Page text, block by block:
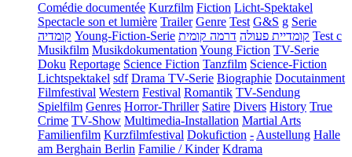
Comédie documentée Kurzfilm Fiction Licht-Spektakel
Spectacle son et lumière Trailer Genre Test G&S g Serie
קומדיה Young-Fiction-Serie קומדיית פעולה דרמה קומית
Test c
Musikfilm MusikdokumentationYoung Fiction TV-Serie
Doku Reportage Science Fiction Tanzfilm Science-Fiction
Lichtspektakel sdf Drama TV-Serie Biographie Docutainment
Filmfestival Western Festival Romantik TV-Sendung
Spielfilm Genres Horror-Thriller Satire Divers History True
Crime TV-Show Multimedia-Installation Martial Arts
Familienfilm Kurzfilmfestival Dokufiction -Austellung Halle
am Berghain Berlin Familie / Kinder Kdrama